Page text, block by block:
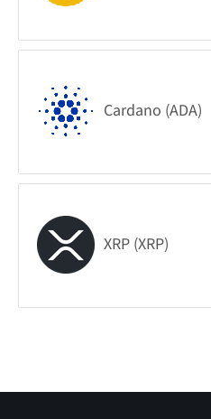
Cardano (ADA)
XRP (XRP)